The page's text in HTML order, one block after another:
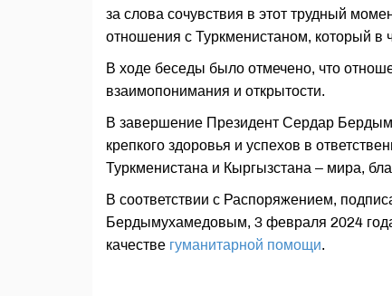
за слова сочувствия в этот трудный
отношения с Туркменистаном, который
В ходе беседы было отмечено, что
взаимопонимания и открытости.
В завершение Президент Сердар
крепкого здоровья и успехов в
Туркменистана и Кыргызстана – мира,
В соответствии с Распоряжением,
Бердымухамедовым, 3 февраля 2024
качестве гуманитарной помощи.